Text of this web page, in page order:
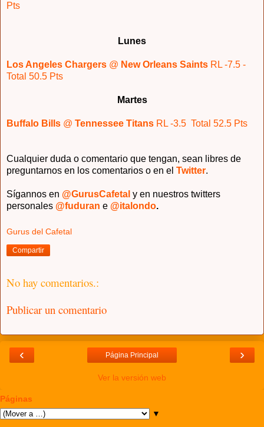
Pts
Lunes
Los Angeles Chargers @ New Orleans Saints RL -7.5 -
Total 50.5 Pts
Martes
Buffalo Bills @ Tennessee Titans RL -3.5 Total 52.5 Pts
Cualquier duda o comentario que tengan, sean libres de
preguntarnos en los comentarios o en el Twitter.
Sígannos en @GurusCafetal y en nuestros twitters
personales @fuduran e @italondo.
Gurus del Cafetal
Compartir
No hay comentarios.:
Publicar un comentario
‹ ›
Página Principal
Ver la versión web
Páginas
▼